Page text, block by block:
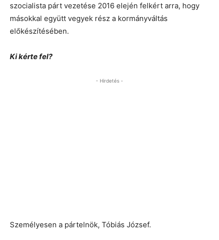
szocialista párt vezetése 2016 elején felkért arra, hogy
másokkal együtt vegyek rész a kormányváltás
előkészítésében.
Ki kérte fel?
- Hirdetés -
Személyesen a pártelnök, Tóbiás József.